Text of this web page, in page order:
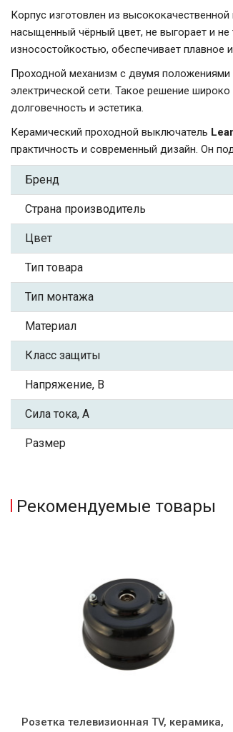
Корпус изготовлен из
насыщенный чёрный цвет, не выгорает и не
износостойкостью, обеспечивает
Проходной механизм с двумя положениями
электрической сети. Такое решение
долговечность и эстетика.
Керамический проходной выключатель
практичность и современный дизайн. Он
Бренд
Страна производитель
Цвет
Тип товара
Тип монтажа
Материал
Класс защиты
Напряжение, В
Сила тока, А
Размер
Рекомендуемые товары
Розетка телевизионная TV, керамика,